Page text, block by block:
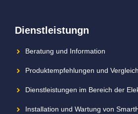
Dienstleistungn
Beratung und Information
Produktempfehlungen und
Dienstleistungen im Bereich der
Installation und Wartung von